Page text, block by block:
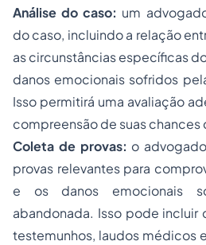
Análise do caso: um
do caso, incluindo a relação
as circunstâncias específicas
danos emocionais sofridos
Isso permitirá uma avaliação
compreensão de suas chances
Coleta de provas: o
provas relevantes para
e os danos emocionais
abandonada. Isso pode incluir
testemunhos, laudos médicos